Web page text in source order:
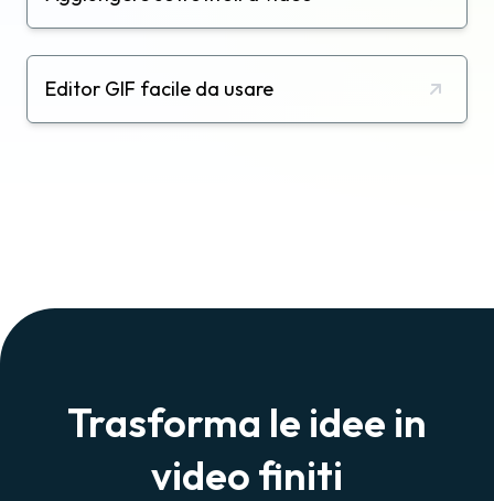
Editor GIF facile da usare
Trasforma le idee in
video finiti